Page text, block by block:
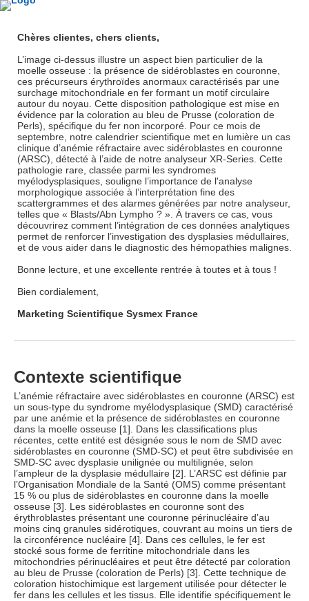
Chères clientes, chers clients,
L’image ci-dessus illustre un aspect bien particulier de la
moelle osseuse : la présence de sidéroblastes en couronne,
ces précurseurs érythroïdes anormaux caractérisés par une
surchage mitochondriale en fer formant un motif circulaire
autour du noyau. Cette disposition pathologique est mise en
évidence par la coloration au bleu de Prusse (coloration de
Perls), spécifique du fer non incorporé. Pour ce mois de
septembre, notre calendrier scientifique met en lumière un cas
clinique d’anémie réfractaire avec sidéroblastes en couronne
(ARSC), détecté à l’aide de notre analyseur XR-Series. Cette
pathologie rare, classée parmi les syndromes
myélodysplasiques, souligne l’importance de l'analyse
morphologique associée à l’interprétation fine des
scattergrammes et des alarmes générées par notre analyseur,
telles que « Blasts/Abn Lympho ? ». À travers ce cas, vous
découvrirez comment l’intégration de ces données analytiques
permet de renforcer l’investigation des dysplasies médullaires,
et de vous aider dans le diagnostic des hémopathies malignes.
Bonne lecture, et une excellente rentrée à toutes et à tous !
Bien cordialement,
Marketing Scientifique Sysmex France
Contexte scientifique
L’anémie réfractaire avec sidéroblastes en couronne (ARSC) est
un sous-type du syndrome myélodysplasique (SMD) caractérisé
par une anémie et la présence de sidéroblastes en couronne
dans la moelle osseuse [1]. Dans les classifications plus
récentes, cette entité est désignée sous le nom de SMD avec
sidéroblastes en couronne (SMD-SC) et peut être subdivisée en
SMD-SC avec dysplasie unilignée ou multilignée, selon
l’ampleur de la dysplasie médullaire [2]. L’ARSC est définie par
l’Organisation Mondiale de la Santé (OMS) comme présentant
15 % ou plus de sidéroblastes en couronne dans la moelle
osseuse [3]. Les sidéroblastes en couronne sont des
érythroblastes présentant une couronne périnucléaire d’au
moins cinq granules sidérotiques, couvrant au moins un tiers de
la circonférence nucléaire [4]. Dans ces cellules, le fer est
stocké sous forme de ferritine mitochondriale dans les
mitochondries périnucléaires et peut être détecté par coloration
au bleu de Prusse (coloration de Perls) [3]. Cette technique de
coloration histochimique est largement utilisée pour détecter le
fer dans les cellules et les tissus. Elle identifie spécifiquement le